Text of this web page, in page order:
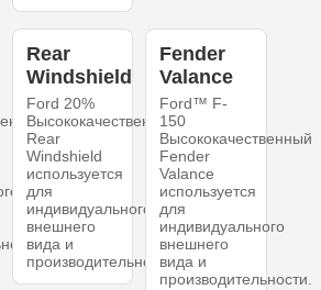
Rear
Windshield
Ford 20%
Высококачественный
Rear
Windshield
используется
для
индивидуального
внешнего
вида и
производительности.
Fender
Valance
Ford™ F-
150
Высококачественный
Fender
Valance
используется
для
индивидуального
внешнего
вида и
производительности.